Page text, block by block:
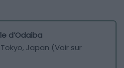
d’Odaiba
Japan (Voir sur